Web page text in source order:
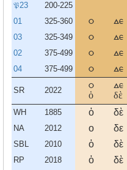
𝔓23 200-225
01 325-360 ο δε
03 325-349 ο δε
02 375-499 ο δε
04 375-499 ο δε
SR 2022
ο
ὁ
δε
δὲ
WH 1885 ὁ δὲ
NA 2012 ο δε
SBL 2010 ὁ δὲ
RP 2018 ὁ δὲ